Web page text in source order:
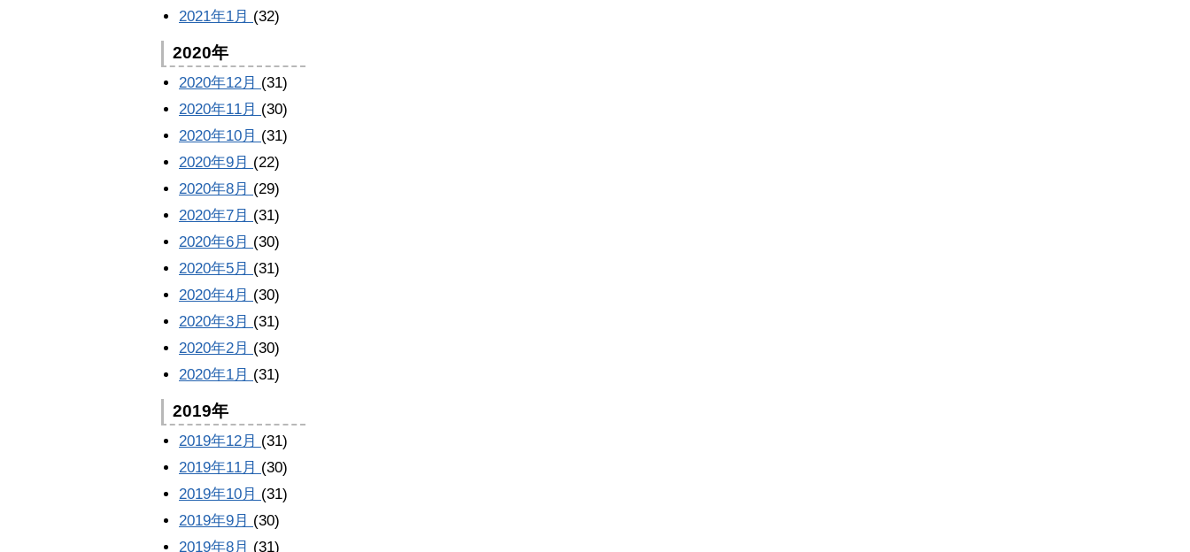
2021年1月 (32)
2020年
2020年12月 (31)
2020年11月 (30)
2020年10月 (31)
2020年9月 (22)
2020年8月 (29)
2020年7月 (31)
2020年6月 (30)
2020年5月 (31)
2020年4月 (30)
2020年3月 (31)
2020年2月 (30)
2020年1月 (31)
2019年
2019年12月 (31)
2019年11月 (30)
2019年10月 (31)
2019年9月 (30)
2019年8月 (31)